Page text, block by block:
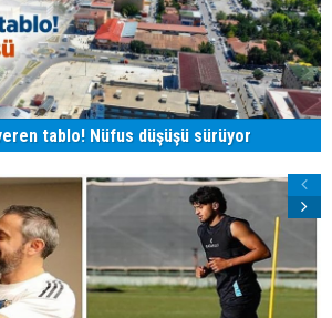
tablo! Nüfus düşüşü sürüyor